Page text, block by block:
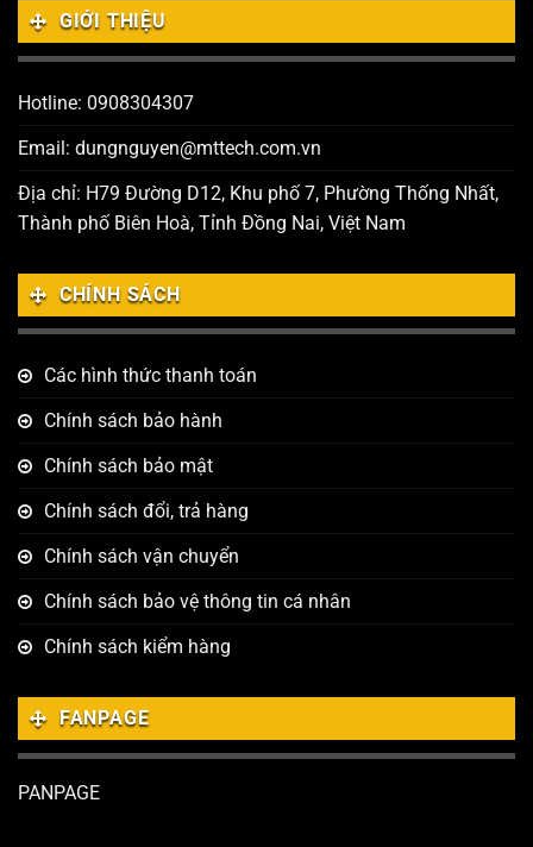
GIỚI THIỆU
Hotline: 0908304307
Email: dungnguyen@mttech.com.vn
Địa chỉ: H79 Đường D12, Khu phố 7, Phường Thống Nhất,
Thành phố Biên Hoà, Tỉnh Đồng Nai, Việt Nam
CHÍNH SÁCH
Các hình thức thanh toán
Chính sách bảo hành
Chính sách bảo mật
Chính sách đổi, trả hàng
Chính sách vận chuyển
Chính sách bảo vệ thông tin cá nhân
Chính sách kiểm hàng
FANPAGE
PANPAGE